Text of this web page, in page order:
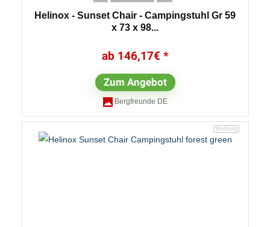
Helinox - Sunset Chair - Campingstuhl Gr 59
x 73 x 98...
146,17€
Zum Angebot
Bergfreunde DE